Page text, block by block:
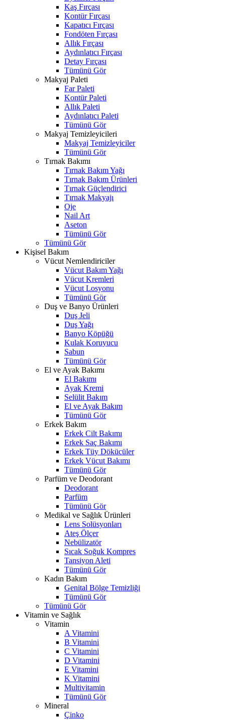
Kaş Fırçası
Kontür Fırçası
Kapatıcı Fırçası
Fondöten Fırçası
Allık Fırçası
Aydınlatıcı Fırçası
Detay Fırçası
Tümünü Gör
Makyaj Paleti
Far Paleti
Kontür Paleti
Allık Paleti
Aydınlatıcı Paleti
Tümünü Gör
Makyaj Temizleyicileri
Makyaj Temizleyiciler
Tümünü Gör
Tırnak Bakımı
Tırnak Bakım Yağı
Tırnak Bakım Ürünleri
Tırnak Güçlendirici
Tırnak Makyajı
Oje
Nail Art
Aseton
Tümünü Gör
Tümünü Gör
Kişisel Bakım
Vücut Nemlendiriciler
Vücut Bakım Yağı
Vücut Kremleri
Vücut Losyonu
Tümünü Gör
Duş ve Banyo Ürünleri
Duş Jeli
Duş Yağı
Banyo Köpüğü
Kulak Koruyucu
Sabun
Tümünü Gör
El ve Ayak Bakımı
El Bakımı
Ayak Kremi
Selülit Bakım
El ve Ayak Bakım
Tümünü Gör
Erkek Bakım
Erkek Cilt Bakımı
Erkek Saç Bakımı
Erkek Tüy Dökücüler
Erkek Vücut Bakımı
Tümünü Gör
Parfüm ve Deodorant
Deodorant
Parfüm
Tümünü Gör
Medikal ve Sağlık Ürünleri
Lens Solüsyonları
Ateş Ölçer
Nebülizatör
Sıcak Soğuk Kompres
Tansiyon Aleti
Tümünü Gör
Kadın Bakım
Genital Bölge Temizliği
Tümünü Gör
Tümünü Gör
Vitamin ve Sağlık
Vitamin
A Vitamini
B Vitamini
C Vitamini
D Vitamini
E Vitamini
K Vitamini
Multivitamin
Tümünü Gör
Mineral
Çinko